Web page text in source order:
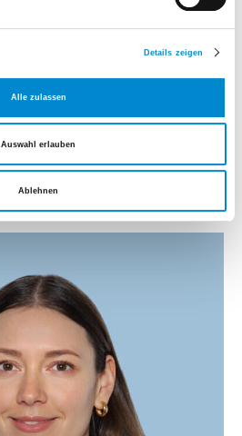
Details zeigen
Alle zulassen
Auswahl erlauben
Ablehnen